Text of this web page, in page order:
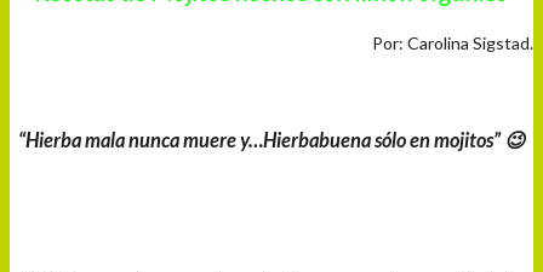
Por: Carolina Sigstad.
“Hierba mala nunca muere y…Hierbabuena sólo en mojitos” 😉